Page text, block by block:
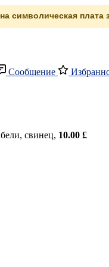
символическая плата
Сообщение
свинец, 10.00 £